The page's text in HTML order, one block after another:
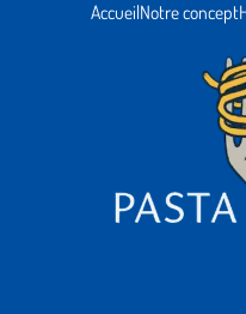
AccueilNotre concept